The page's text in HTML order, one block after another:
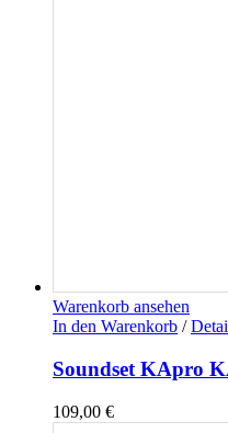
Warenkorb ansehen
In den Warenkorb /
Soundset KApro
109,00 €